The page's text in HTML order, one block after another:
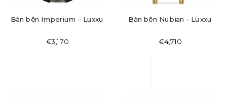
Bàn bên Imperium – Luxxu
€3,170
Bàn bên Nubian – Luxxu
€4,710